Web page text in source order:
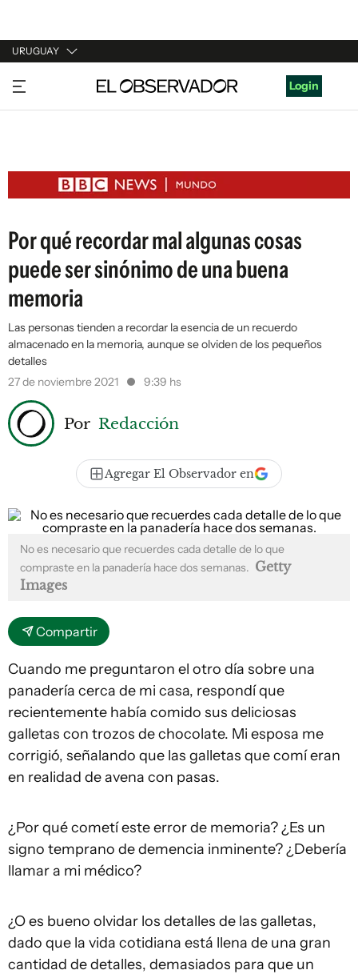
URUGUAY
URUGUAY
ARGENTINA
ESTADOS UNIDOS
Login
Por qué recordar mal algunas cosas
puede ser sinónimo de una buena
memoria
Las personas tienden a recordar la esencia de un recuerdo
almacenado en la memoria, aunque se olviden de los pequeños
detalles
27 de noviembre 2021
9:39 hs
Por Redacción
Agregar El Observador en
No es necesario que recuerdes cada detalle de lo que
compraste en la panadería hace dos semanas. Getty
Images
Compartir
Cuando me preguntaron el otro día sobre una
panadería cerca de mi casa, respondí que
recientemente había comido sus deliciosas
galletas con trozos de chocolate. Mi esposa me
corrigió, señalando que las galletas que comí eran
en realidad de avena con pasas.
¿Por qué cometí este error de memoria? ¿Es un
signo temprano de demencia inminente? ¿Debería
llamar a mi médico?
¿O es bueno olvidar los detalles de las galletas,
dado que la vida cotidiana está llena de una gran
cantidad de detalles, demasiados para que un